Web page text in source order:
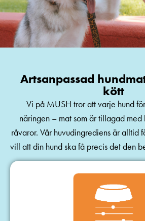
Artsanpassad
kött
Vi på MUSH tror att varje hund
näringen – mat som är tillagad
råvaror. Vår huvudingrediens är alltid
vill att din hund ska få precis det den